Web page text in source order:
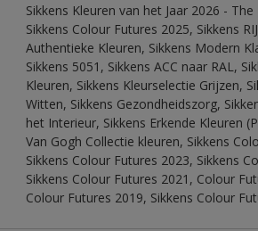
Sikkens Kleuren van het Jaar 2026 -
Sikkens Colour Futures 2025, Sikkens
Authentieke Kleuren, Sikkens Modern
Sikkens 5051, Sikkens ACC naar RAL,
Kleuren, Sikkens Kleurselectie Grijzen,
Witten, Sikkens Gezondheidszorg,
het Interieur, Sikkens Erkende Kleuren
Van Gogh Collectie kleuren, Sikkens
Sikkens Colour Futures 2023, Sikkens
Sikkens Colour Futures 2021, Colour
Colour Futures 2019, Sikkens Colour